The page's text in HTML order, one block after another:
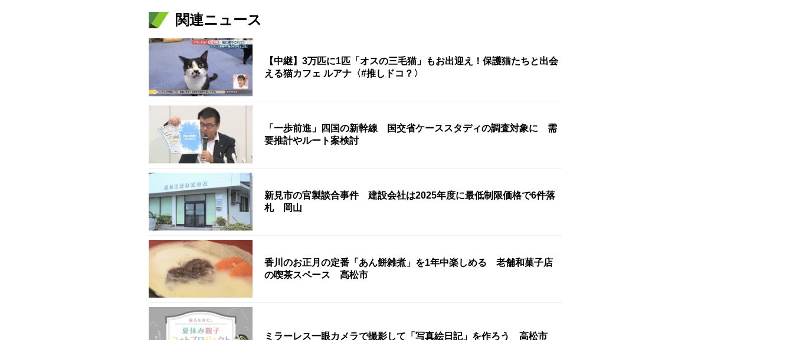
関連ニュース
【中継】3万匹に1匹「オスの三毛猫」もお出迎え！保護猫たちと出会
える猫カフェ ルアナ〈#推しドコ？〉
「一歩前進」四国の新幹線 国交省ケーススタディの調査対象に 需
要推計やルート案検討
新見市の官製談合事件 建設会社は2025年度に最低制限価格で6件落
札 岡山
香川のお正月の定番「あん餅雑煮」を1年中楽しめる 老舗和菓子店
の喫茶スペース 高松市
ミラーレス一眼カメラで撮影して「写真絵日記」を作ろう 高松市